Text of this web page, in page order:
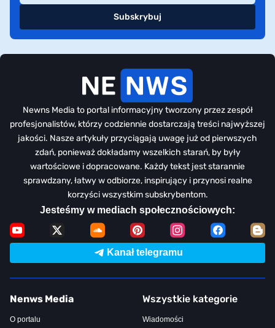
Subskrybuj
Newns Media to portal informacyjny tworzony przez zespół
profesjonalistów, którzy codziennie dostarczają treści najwyższej
jakości. Nasze artykuły przyciągają uwagę już od pierwszych
zdań, ponieważ dokładamy wszelkich starań, by były
wartościowe i dopracowane. Każdy tekst jest starannie
sprawdzany, łatwy w odbiorze, inspirujący i przynosi realne
korzyści wszystkim subskrybentom.
Jesteśmy w mediach społecznościowych:
Kanał telegramu
Nenws Media
O portalu
Wszystkie kategorie
Wiadomości